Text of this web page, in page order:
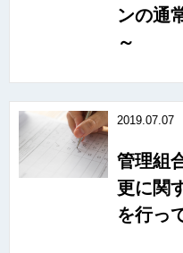
ンの通
～
2019.07.07
管理組
更に関
を行っ